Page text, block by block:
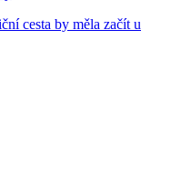
cesta by měla začít u